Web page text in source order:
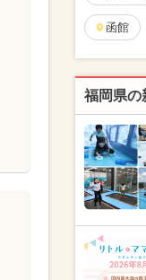
函館
福岡県の